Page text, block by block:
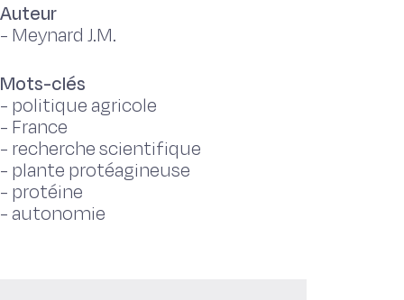
Auteur
- Meynard J.M.
Mots-clés
- politique agricole
- France
- recherche scientifique
- plante protéagineuse
- protéine
- autonomie